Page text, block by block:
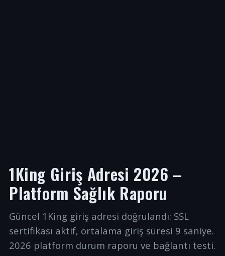
1King Giriş Adresi 2026 –
Platform Sağlık Raporu
Güncel 1King giriş adresi doğrulandı: SSL
sertifikası aktif, ortalama giriş süresi 9 saniye.
2026 platform durum raporu ve bağlantı testi.